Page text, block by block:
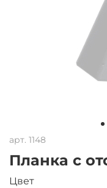
арт. 1148
Планка с
Цвет